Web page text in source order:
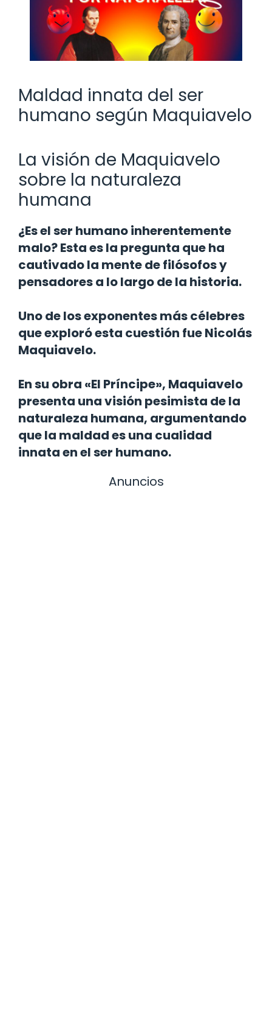
Maldad innata del ser
humano según Maquiavelo
La visión de Maquiavelo
sobre la naturaleza
humana
¿Es el ser humano inherentemente
malo? Esta es la pregunta que ha
cautivado la mente de filósofos y
pensadores a lo largo de la historia.
Uno de los exponentes más célebres
que exploró esta cuestión fue Nicolás
Maquiavelo.
En su obra «El Príncipe», Maquiavelo
presenta una visión pesimista de la
naturaleza humana, argumentando
que la maldad es una cualidad
innata en el ser humano.
Anuncios